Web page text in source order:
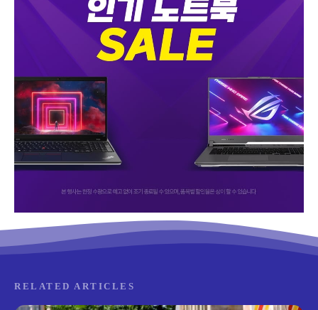
RELATED ARTICLES